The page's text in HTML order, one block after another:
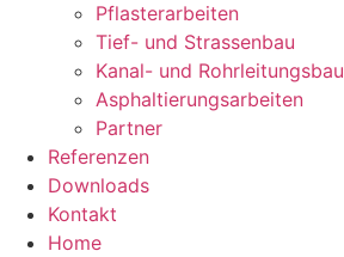
Pflasterarbeiten
Tief- und Strassenbau
Kanal- und Rohrleitungsbau
Asphaltierungsarbeiten
Partner
Referenzen
Downloads
Kontakt
Home